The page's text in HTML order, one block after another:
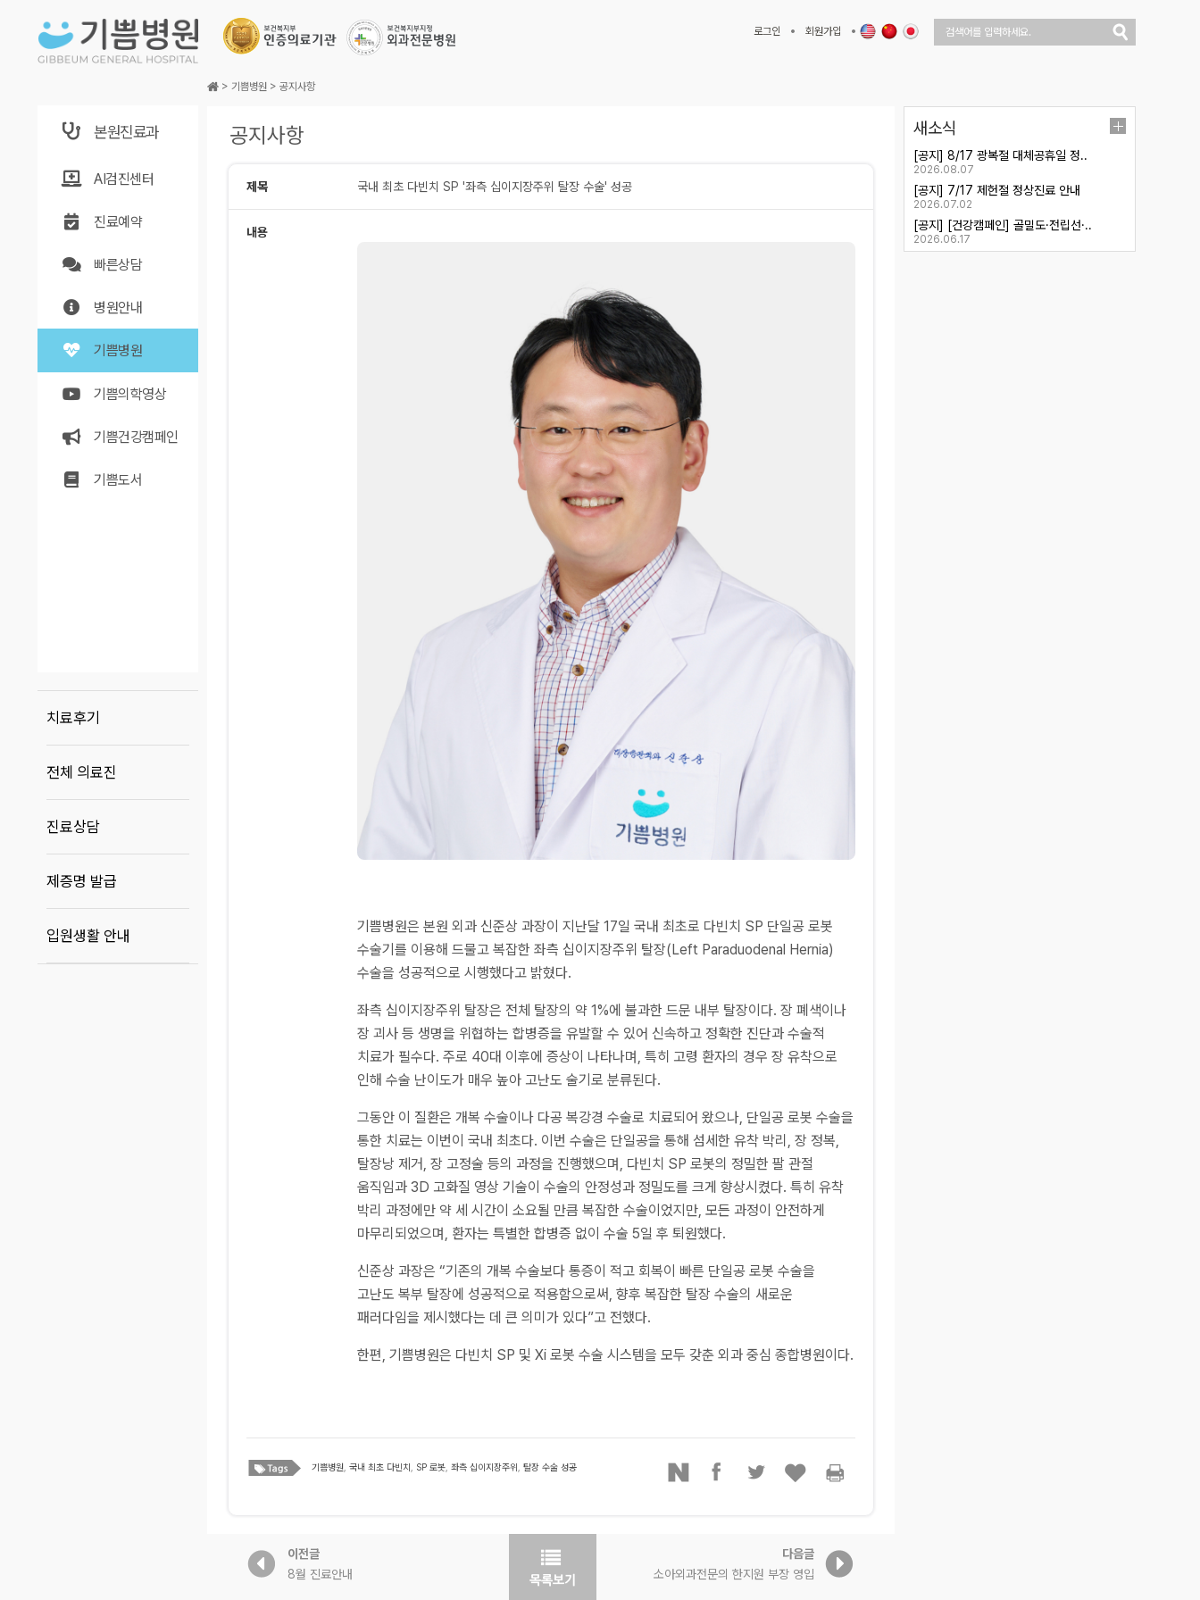
로그인 회원가입
본원진료과
AI검진센터
진료예약
빠른상담
병원안내
기쁨병원
기쁨의학영상
기쁨건강캠페인
기쁨도서
치료후기
전체 의료진
진료상담
제증명 발급
입원생활 안내
> 기쁨병원 > 공지사항
공지사항
제목 국내 최초 다빈치 SP '좌측 십이지장주위 탈장 수술' 성공
내용
기쁨병원은 본원 외과 신준상 과장이 지난달 17일 국내 최초로 다빈치 SP 단일공 로봇
수술기를 이용해 드물고 복잡한 좌측 십이지장주위 탈장(Left Paraduodenal Hernia)
수술을 성공적으로 시행했다고 밝혔다.
좌측 십이지장주위 탈장은 전체 탈장의 약 1%에 불과한 드문 내부 탈장이다. 장 폐색이나
장 괴사 등 생명을 위협하는 합병증을 유발할 수 있어 신속하고 정확한 진단과 수술적
치료가 필수다. 주로 40대 이후에 증상이 나타나며, 특히 고령 환자의 경우 장 유착으로
인해 수술 난이도가 매우 높아 고난도 술기로 분류된다.
그동안 이 질환은 개복 수술이나 다공 복강경 수술로 치료되어 왔으나, 단일공 로봇 수술을
통한 치료는 이번이 국내 최초다. 이번 수술은 단일공을 통해 섬세한 유착 박리, 장 정복,
탈장낭 제거, 장 고정술 등의 과정을 진행했으며, 다빈치 SP 로봇의 정밀한 팔 관절
움직임과 3D 고화질 영상 기술이 수술의 안정성과 정밀도를 크게 향상시켰다. 특히 유착
박리 과정에만 약 세 시간이 소요될 만큼 복잡한 수술이었지만, 모든 과정이 안전하게
마무리되었으며, 환자는 특별한 합병증 없이 수술 5일 후 퇴원했다.
신준상 과장은 “기존의 개복 수술보다 통증이 적고 회복이 빠른 단일공 로봇 수술을
고난도 복부 탈장에 성공적으로 적용함으로써, 향후 복잡한 탈장 수술의 새로운
패러다임을 제시했다는 데 큰 의미가 있다”고 전했다.
한편, 기쁨병원은 다빈치 SP 및 Xi 로봇 수술 시스템을 모두 갖춘 외과 중심 종합병원이다.
기쁨병원, 국내 최초 다빈치, SP 로봇, 좌측 십이지장주위, 탈장 수술 성공
이전글
8월 진료안내
다음글
소아외과전문의 한지원 부장 영입
새소식
[공지] 8/17 광복절 대체공휴일 정..
2026.08.07
[공지] 7/17 제헌절 정상진료 안내
2026.07.02
[공지] [건강캠페인] 골밀도·전립선·..
2026.06.17